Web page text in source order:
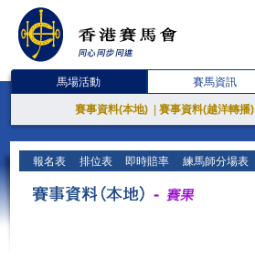
馬場活動 賽馬資訊
賽事資料(本地) 賽事資料(越洋轉播)
報名表 排位表 即時賠率 練馬師分場表